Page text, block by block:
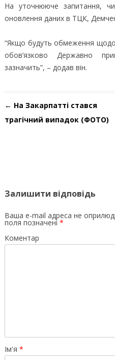
На уточнююче запитання,
оновлення даних в ТЦК,
“Якщо будуть обмеження щодо
обов’язково Державно
зазначить”, – додав він.
Навігація по запису
← На Закарпатті стався
трагічний випадок (ФОТО)
Залишити відповідь
Ваша e-mail адреса не
поля позначені *
Коментар
Ім'я *